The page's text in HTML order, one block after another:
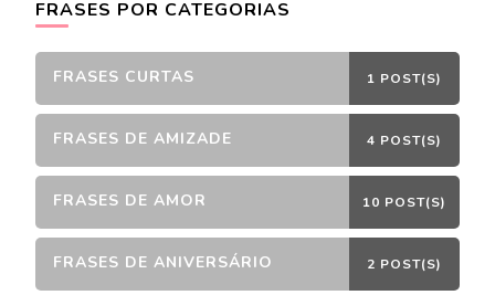
FRASES POR CATEGORIAS
FRASES CURTAS 1 POST(S)
FRASES DE AMIZADE 4 POST(S)
FRASES DE AMOR 10 POST(S)
FRASES DE ANIVERSÁRIO 2 POST(S)